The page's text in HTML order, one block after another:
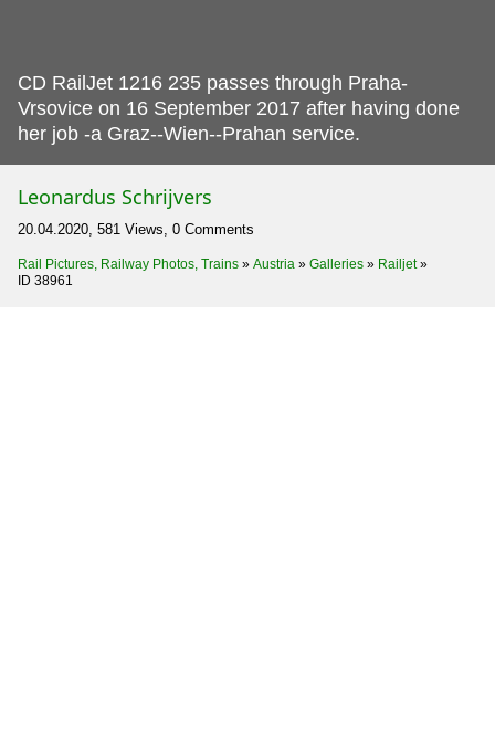
CD RailJet 1216 235 passes through Praha-
Vrsovice on 16 September 2017 after having done
her job -a Graz--Wien--Prahan service.
Leonardus Schrijvers
20.04.2020, 581 Views, 0 Comments
Rail Pictures, Railway Photos, Trains » Austria » Galleries » Railjet»
ID 38961